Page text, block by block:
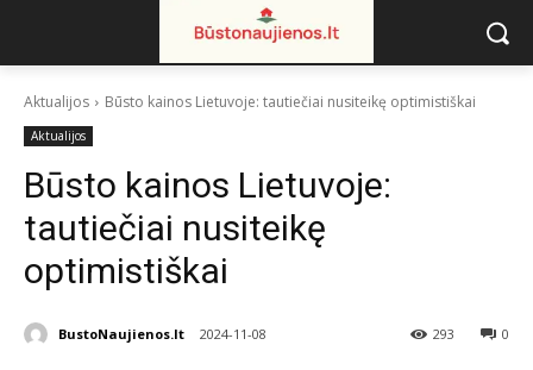
Aktualijos Būsto kainos Lietuvoje: tautiečiai nusiteikę optimistiškai
Aktualijos
Būsto kainos Lietuvoje:
tautiečiai nusiteikę
optimistiškai
BustoNaujienos.lt 2024-11-08 0
293